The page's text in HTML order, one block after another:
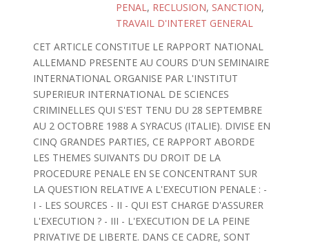
PENAL, RECLUSION, SANCTION,
TRAVAIL D'INTERET GENERAL
CET ARTICLE CONSTITUE LE RAPPORT NATIONAL
ALLEMAND PRESENTE AU COURS D'UN SEMINAIRE
INTERNATIONAL ORGANISE PAR L'INSTITUT
SUPERIEUR INTERNATIONAL DE SCIENCES
CRIMINELLES QUI S'EST TENU DU 28 SEPTEMBRE
AU 2 OCTOBRE 1988 A SYRACUS (ITALIE). DIVISE EN
CINQ GRANDES PARTIES, CE RAPPORT ABORDE
LES THEMES SUIVANTS DU DROIT DE LA
PROCEDURE PENALE EN SE CONCENTRANT SUR
LA QUESTION RELATIVE A L'EXECUTION PENALE : -
I - LES SOURCES - II - QUI EST CHARGE D'ASSURER
L'EXECUTION ? - III - L'EXECUTION DE LA PEINE
PRIVATIVE DE LIBERTE. DANS CE CADRE, SONT